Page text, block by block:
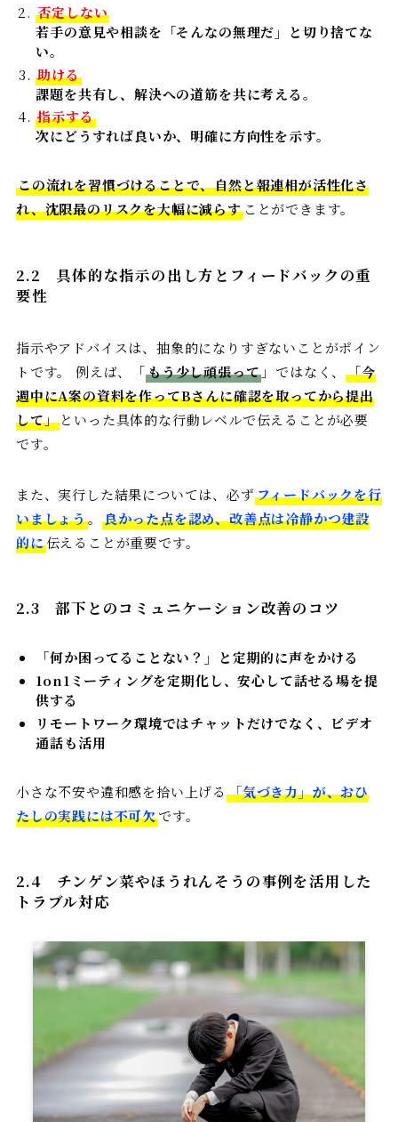
否定しない
若手の意見や相談を「そんなの無理だ」と切り捨てな
い。
助ける
課題を共有し、解決への道筋を共に考える。
指示する
次にどうすれば良いか、明確に方向性を示す。
この流れを習慣づけることで、自然と報連相が活性化さ
れ、沈限最のリスクを大幅に減らすことができます。
2.2 具体的な指示の出し方とフィードバックの重
要性
指示やアドバイスは、抽象的になりすぎないことがポイン
トです。 例えば、「もう少し頑張って 」ではなく、「今
週中にA案の資料を作ってBさんに確認を取ってから提出
して」 といった具体的な行動レベルで伝えることが必要
です。
また、実行した結果については、必ずフィードバックを行
いましょう。 良かった点を認め、改善点は冷静かつ建設
的に伝えることが重要です。
2.3部下とのコミュニケーション改善のコツ
「何か困ってることない？」と定期的に声をかける
1on1ミーティングを定期化し、安心して話せる場を提
供する
リモートワーク環境ではチャットだけでなく、ビデオ
通話も活用
小さな不安や違和感を拾い上げる「気づき力」が、おひ
たしの実践には不可欠です。
2.4 チンゲン菜やほうれんそうの事例を活用した
トラブル対応